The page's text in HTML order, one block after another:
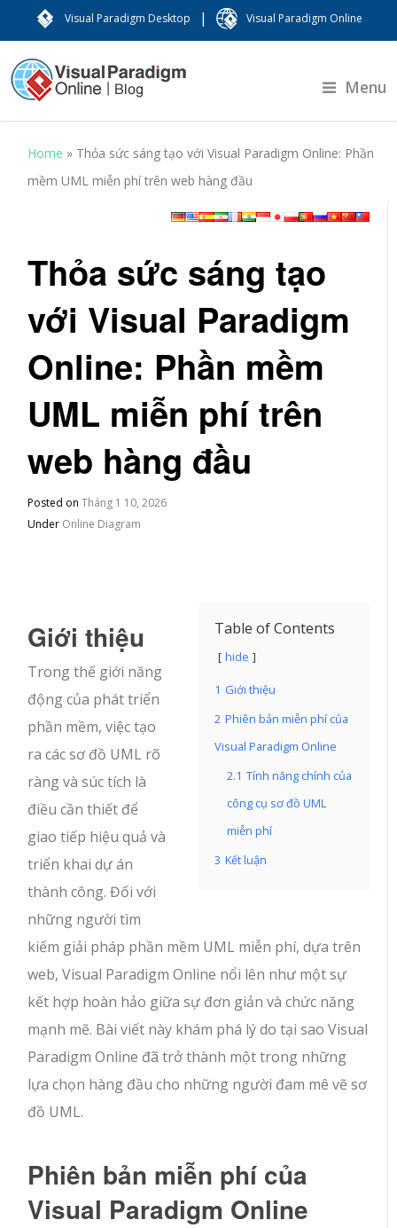
Visual Paradigm Desktop | Visual Paradigm Online
Menu
Home » Thỏa sức sáng tạo với Visual Paradigm Online: Phần
mềm UML miễn phí trên web hàng đầu
Thỏa sức sáng tạo
với Visual Paradigm
Online: Phần mềm
UML miễn phí trên
web hàng đầu
Posted onTháng 1 10, 2026
Under Online Diagram
Table of Contents
hide
1 Giới thiệu
2 Phiên bản miễn phí của
Visual Paradigm Online
2.1 Tính năng chính của
công cụ sơ đồ UML
miễn phí
3 Kết luận
Giới thiệu
Trong thế giới năng
động của phát triển
phần mềm, việc tạo
ra các sơ đồ UML rõ
ràng và súc tích là
điều cần thiết để
giao tiếp hiệu quả và
triển khai dự án
thành công. Đối với
những người tìm
kiếm giải pháp phần mềm UML miễn phí, dựa trên
web, Visual Paradigm Online nổi lên như một sự
kết hợp hoàn hảo giữa sự đơn giản và chức năng
mạnh mẽ. Bài viết này khám phá lý do tại sao Visual
Paradigm Online đã trở thành một trong những
lựa chọn hàng đầu cho những người đam mê vẽ sơ
đồ UML.
Phiên bản miễn phí của
Visual Paradigm Online